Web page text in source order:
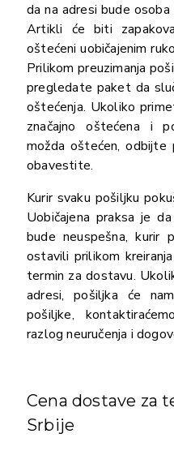
da na adresi bude
Artikli će biti
oštećeni uobičajenim
Prilikom preuzimanja
pregledate paket da
oštećenja. Ukoliko
značajno oštećena i
možda oštećen, odbijte
obavestite.
Kurir svaku pošiljku
Uobičajena praksa je
bude neuspešna,
ostavili prilikom
termin za dostavu.
adresi, pošiljka će
pošiljke,
razlog neuručenja i
Cena dostave za
Srbije